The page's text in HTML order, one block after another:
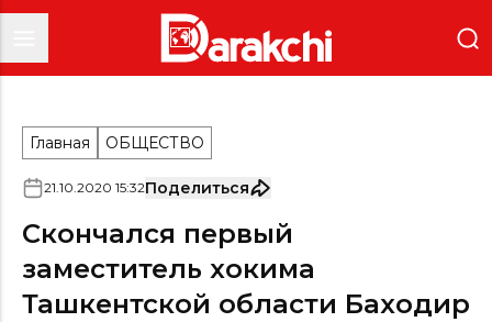
Главная ОБЩЕСТВО
21.10.2020 15:32Поделиться
Скончался первый
заместитель хокима
Ташкентской области Баходир